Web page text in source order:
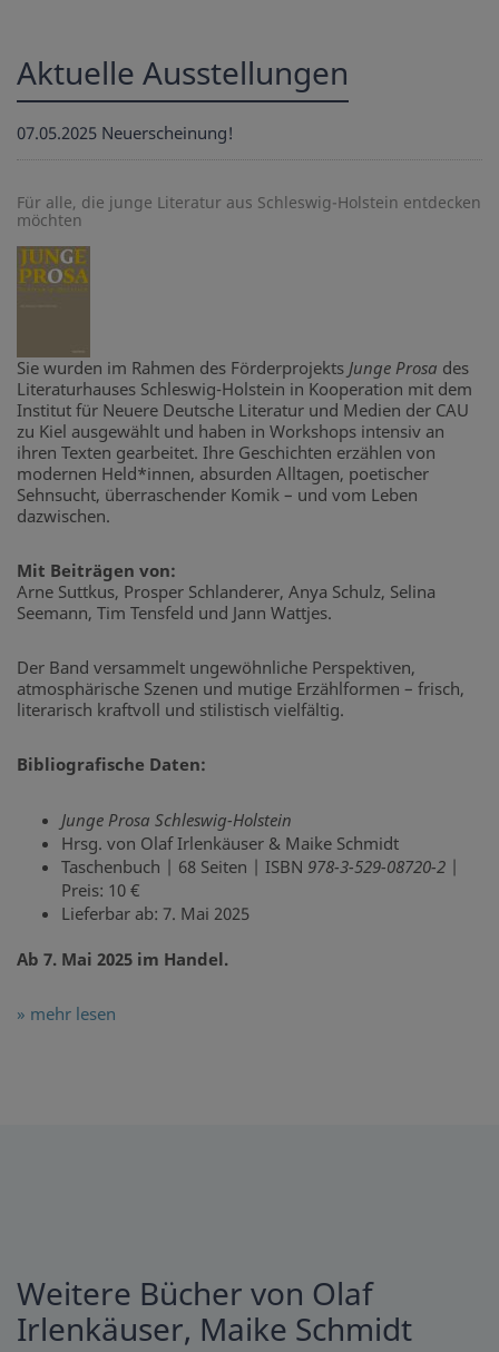
Aktuelle Ausstellungen
07.05.2025 Neuerscheinung!
Für alle, die junge Literatur aus Schleswig-Holstein entdecken
möchten
Sie wurden im Rahmen des Förderprojekts Junge Prosa des
Literaturhauses Schleswig-Holstein in Kooperation mit dem
Institut für Neuere Deutsche Literatur und Medien der CAU
zu Kiel ausgewählt und haben in Workshops intensiv an
ihren Texten gearbeitet. Ihre Geschichten erzählen von
modernen Held*innen, absurden Alltagen, poetischer
Sehnsucht, überraschender Komik – und vom Leben
dazwischen.
Mit Beiträgen von:
Arne Suttkus, Prosper Schlanderer, Anya Schulz, Selina
Seemann, Tim Tensfeld und Jann Wattjes.
Der Band versammelt ungewöhnliche Perspektiven,
atmosphärische Szenen und mutige Erzählformen – frisch,
literarisch kraftvoll und stilistisch vielfältig.
Bibliografische Daten:
Junge Prosa Schleswig-Holstein
Hrsg. von Olaf Irlenkäuser & Maike Schmidt
Taschenbuch | 68 Seiten | ISBN 978-3-529-08720-2 |
Preis: 10 €
Lieferbar ab: 7. Mai 2025
Ab 7. Mai 2025 im Handel.
» mehr lesen
Weitere Bücher von Olaf
Irlenkäuser, Maike Schmidt